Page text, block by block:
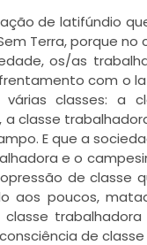
de latifúndio
Terra, porque
os/as
com o
classes: a
classe
E que a
e o
de classe
aos poucos,
de